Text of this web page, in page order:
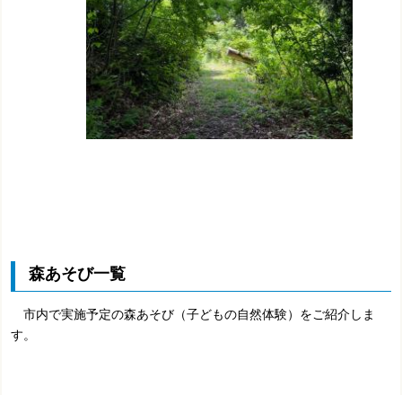
森あそび一覧
市内で実施予定の森あそび（子どもの自然体験）をご紹介しま
す。